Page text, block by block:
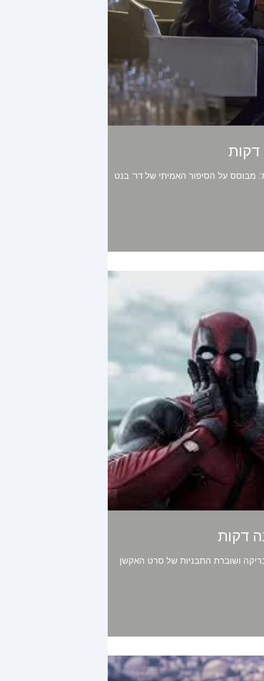
מבוסס על הסיפור האמיתי של דר' בנט
ושוברת התבניות של סרט האקשן